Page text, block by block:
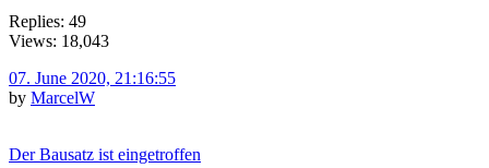
Replies: 49
Views: 18,043
07. June 2020, 21:16:55
by MarcelW
Der Bausatz ist eingetroffen